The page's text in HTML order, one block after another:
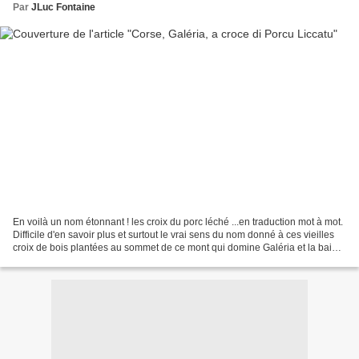
Par JLuc Fontaine
En voilà un nom étonnant ! les croix du porc léché ...en traduction mot à mot.
Difficile d'en savoir plus et surtout le vrai sens du nom donné à ces vieilles
croix de bois plantées au sommet de ce mont qui domine Galéria et la baie